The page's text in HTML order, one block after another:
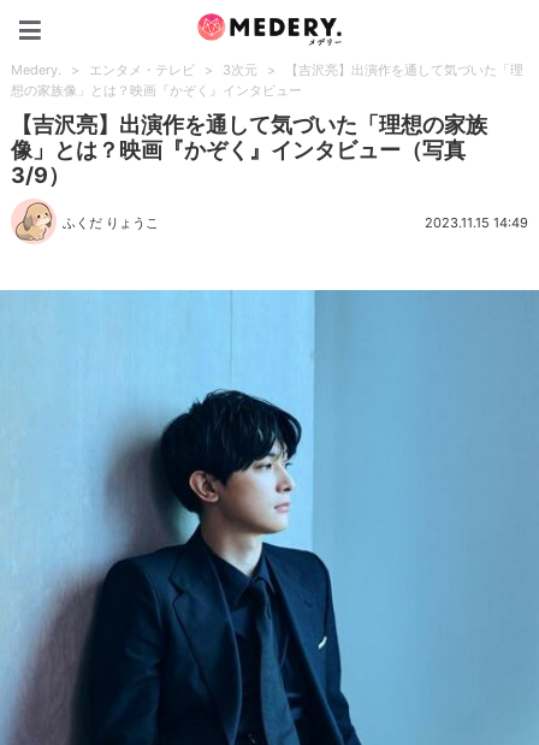
Medery. > エンタメ・テレビ > 3次元 >
【吉沢亮】出演作を通して気づいた「理
想の家族像」とは？映画『かぞく』インタビュー
【吉沢亮】出演作を通して気づいた「理想の家族
像」とは？映画『かぞく』インタビュー（写真
3/9）
ふくだ りょうこ 2023.11.15 14:49